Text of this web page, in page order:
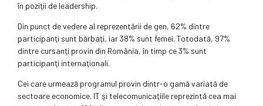
în poziţii de leadership.
Din punct de vedere al reprezentării de gen, 62% dintre
participanţi sunt bărbaţi, iar 38% sunt femei. Totodată, 97%
dintre cursanţi provin din România, în timp ce 3% sunt
participanţi internaţionali.
Cei care urmează programul provin dintr-o gamă variată de
sectoare economice. IT şi telecomunicaţiile reprezintă cea mai